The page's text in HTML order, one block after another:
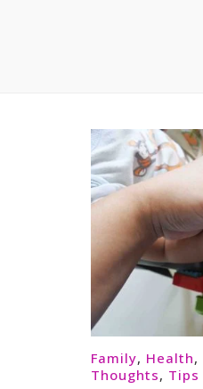
Family, Health,
Thoughts, Tips